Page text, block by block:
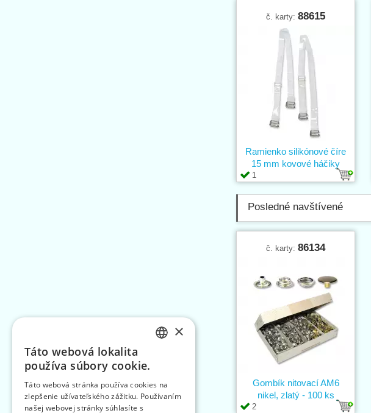
č. karty: 88615
1
Ramienko silikónové číre
15 mm kovové háčiky
Posledné navštívené
č. karty: 86134
2
Gombík nitovací AM6
nikel, zlatý - 100 ks
ENGLISH
×
Táto webová lokalita
používa súbory cookie.
Táto webová stránka používa cookies na
zlepšenie užívateľského zážitku. Používaním
našej webovej stránky súhlasíte s